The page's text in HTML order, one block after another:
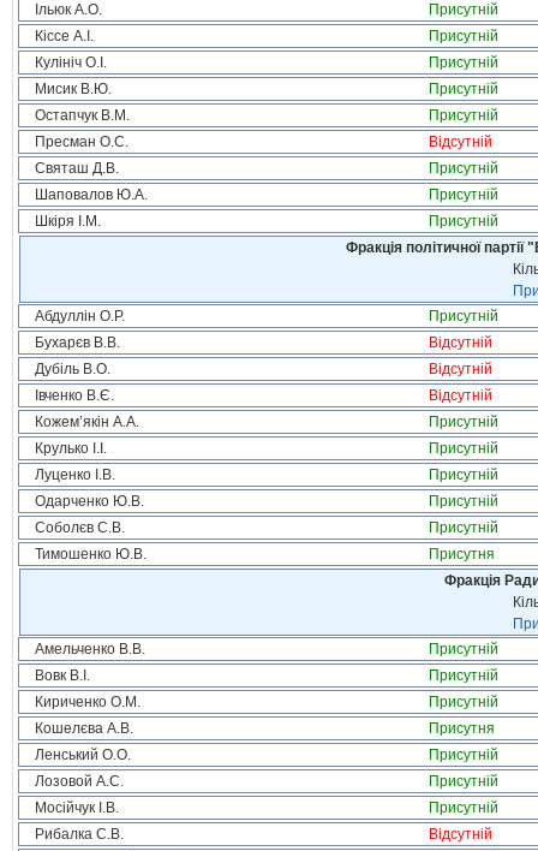
Ільюк А.О.
Присутній
Кіссе А.І.
Присутній
Кулініч О.І.
Присутній
Мисик В.Ю.
Присутній
Остапчук В.М.
Присутній
Пресман О.С.
Відсутній
Святаш Д.В.
Присутній
Шаповалов Ю.А.
Присутній
Шкіря І.М.
Присутній
Фракція політичної
Абдуллін О.Р.
Присутній
Бухарєв В.В.
Відсутній
Дубіль В.О.
Відсутній
Івченко В.Є.
Відсутній
Кожем’якін А.А.
Присутній
Крулько І.І.
Присутній
Луценко І.В.
Присутній
Одарченко Ю.В.
Присутній
Соболєв С.В.
Присутній
Тимошенко Ю.В.
Присутня
Фракція
Амельченко В.В.
Присутній
Вовк В.І.
Присутній
Кириченко О.М.
Присутній
Кошелєва А.В.
Присутня
Ленський О.О.
Присутній
Лозовой А.С.
Присутній
Мосійчук І.В.
Присутній
Рибалка С.В.
Відсутній